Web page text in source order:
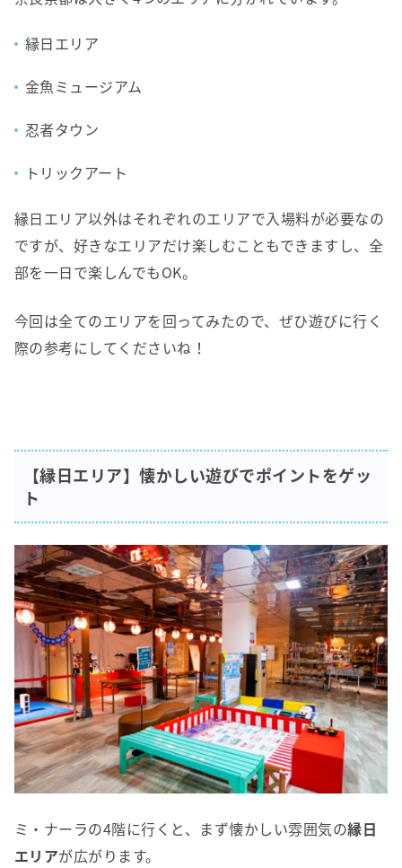
縁日エリア
金魚ミュージアム
忍者タウン
トリックアート
縁日エリア以外はそれぞれのエリアで入場料が必要なの
ですが、好きなエリアだけ楽しむこともできますし、全
部を一日で楽しんでもOK。
今回は全てのエリアを回ってみたので、ぜひ遊びに行く
際の参考にしてくださいね！
【縁日エリア】懐かしい遊びでポイントをゲッ
ト
ミ・ナーラの4階に行くと、まず懐かしい雰囲気の縁日
エリアが広がります。